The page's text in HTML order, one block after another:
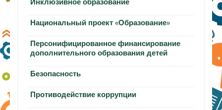
Инклюзивное образование
Национальный проект «Образование»
Персонифицированное финансирование
дополнительного образования детей
Безопасность
Противодействие коррупции